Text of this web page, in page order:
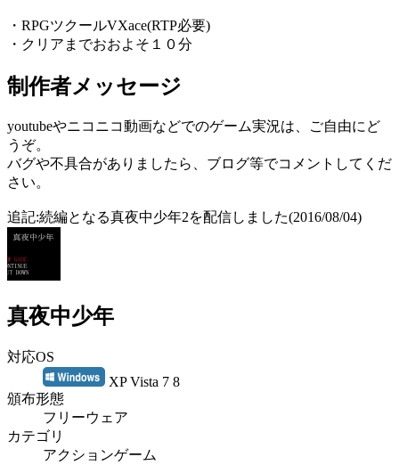
・RPGツクールVXace(RTP必要)
・クリアまでおおよそ１０分
制作者メッセージ
youtubeやニコニコ動画などでのゲーム実況は、ご自由にど
うぞ。
バグや不具合がありましたら、ブログ等でコメントしてくだ
さい。
追記:続編となる真夜中少年2を配信しました(2016/08/04)
真夜中少年
対応OS
XP Vista 7 8
頒布形態
フリーウェア
カテゴリ
アクションゲーム